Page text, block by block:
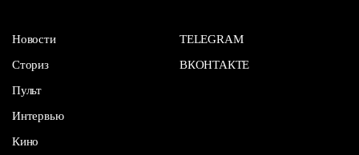
Новости
Сториз
Пульт
Интервью
Кино
TELEGRAM
ВКОНТАКТЕ